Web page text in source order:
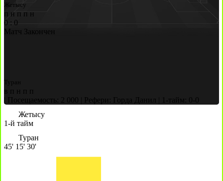
Жетысу
п н п п н
0 : 0
Матч Закончен
Туран
в п н п
п
Посещаемость: 2 000 Рефери: Горда Данил
1-тайм: 0-0
Жетысу
1-й тайм
Туран
45' 15' 30'